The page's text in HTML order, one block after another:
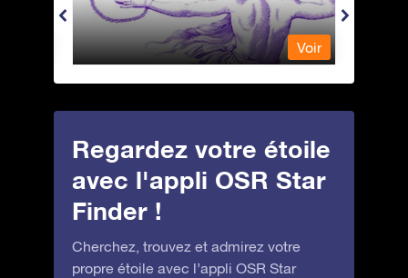
Voir
Regardez votre étoile
avec l'appli OSR Star
Finder !
Cherchez, trouvez et admirez votre
propre étoile avec l’appli OSR Star